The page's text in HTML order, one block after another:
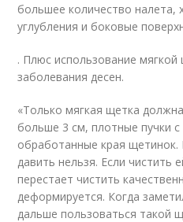
большее количество
углубления и боковые
. Плюс использование
заболевания десен.
«Только мягкая щетка
больше 3 см, плотные пучки
обработанные края
давить нельзя. Если чистить
перестает чистить
деформируется. Когда
дальше пользоваться такой